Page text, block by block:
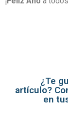
¿Te
artículo?
en